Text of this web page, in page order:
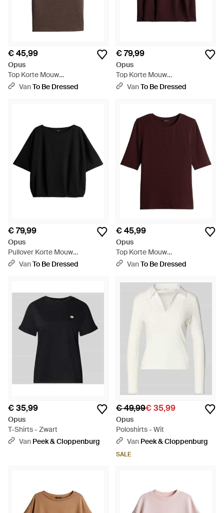
€ 45,99
Opus
Top Korte Mouw
10603214371106 - Bruin
VanTo Be Dressed
€ 79,99
Opus
Top Korte Mouw
10602714355106 - Paars
VanTo Be Dressed
€ 79,99
Opus
Pullover Korte Mouw
10602714355106 - Zwart
VanTo Be Dressed
€ 45,99
Opus
Top Korte Mouw
10603214371106 - Paars
VanTo Be Dressed
€ 35,99
Opus
T-Shirts - Zwart
Van Peek & Cloppenburg
€ 49,99€ 35,99
Opus
Poloshirts - Wit
Van Peek & Cloppenburg
SALE